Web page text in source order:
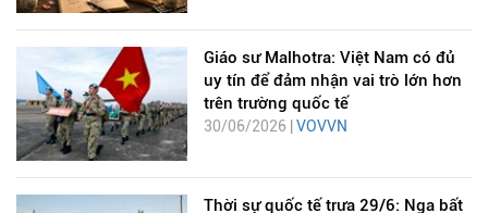
Giáo sư Malhotra: Việt Nam có đủ
uy tín để đảm nhận vai trò lớn hơn
trên trường quốc tế
30/06/2026 | VOVVN
Thời sự quốc tế trưa 29/6: Nga bất